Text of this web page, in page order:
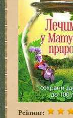
Рейтинг: